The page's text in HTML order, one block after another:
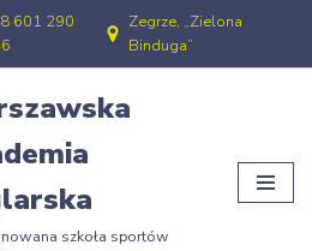
601 290
Zegrze, „Zielona
Binduga”
szkoła sportów